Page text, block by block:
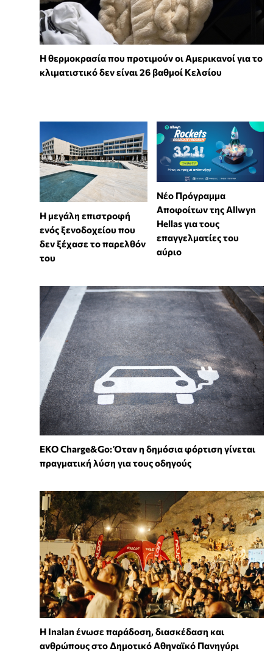
Η θερμοκρασία που προτιμούν οι Αμερικανοί για το
κλιματιστικό δεν είναι 26 βαθμοί Κελσίου
Η μεγάλη επιστροφή
ενός ξενοδοχείου που
δεν ξέχασε το παρελθόν
του
Νέο Πρόγραμμα
Αποφοίτων της Allwyn
Hellas για τους
επαγγελματίες του
αύριο
EKO Charge&Go: Όταν η δημόσια φόρτιση γίνεται
πραγματική λύση για τους οδηγούς
Η Inalan ένωσε παράδοση, διασκέδαση και
ανθρώπους στο Δημοτικό Αθηναϊκό Πανηγύρι